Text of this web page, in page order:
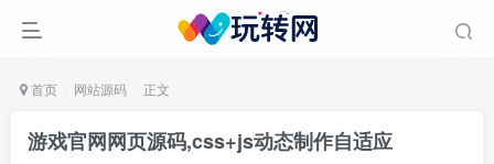
首页 网站源码 正文
游戏官网网页源码,css+js动态制作自适应